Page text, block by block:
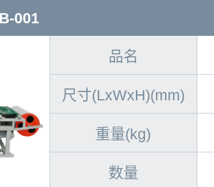
001
品名
尺寸(LxWxH)(mm)
重量(kg)
数量